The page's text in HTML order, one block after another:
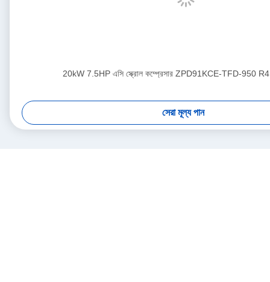
20kW 7.5HP এসি স্ক্রোল কম্প্রেসার ZPD91KCE-TFD-950
সেরা মূল্য পান